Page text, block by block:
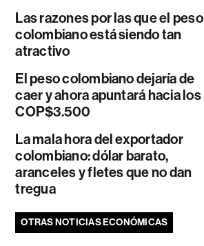
Las razones por las que el peso
colombiano está siendo tan
atractivo
El peso colombiano dejaría de
caer y ahora apuntará hacia los
COP$3.500
La mala hora del exportador
colombiano: dólar barato,
aranceles y fletes que no dan
tregua
OTRAS NOTICIAS ECONÓMICAS